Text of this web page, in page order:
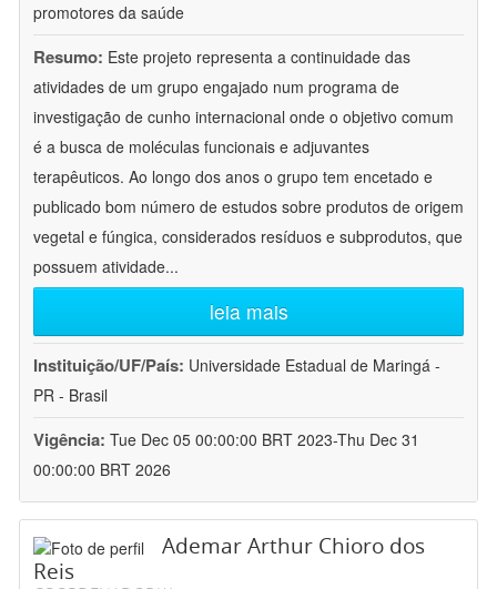
promotores da saúde
Resumo: Este projeto representa a continuidade das
atividades de um grupo engajado num programa de
investigação de cunho internacional onde o objetivo comum
é a busca de moléculas funcionais e adjuvantes
terapêuticos. Ao longo dos anos o grupo tem encetado e
publicado bom número de estudos sobre produtos de origem
vegetal e fúngica, considerados resíduos e subprodutos, que
possuem atividade...
leia mais
Instituição/UF/País: Universidade Estadual de Maringá -
PR - Brasil
Vigência: Tue Dec 05 00:00:00 BRT 2023-Thu Dec 31
00:00:00 BRT 2026
Ademar Arthur Chioro dos
Reis